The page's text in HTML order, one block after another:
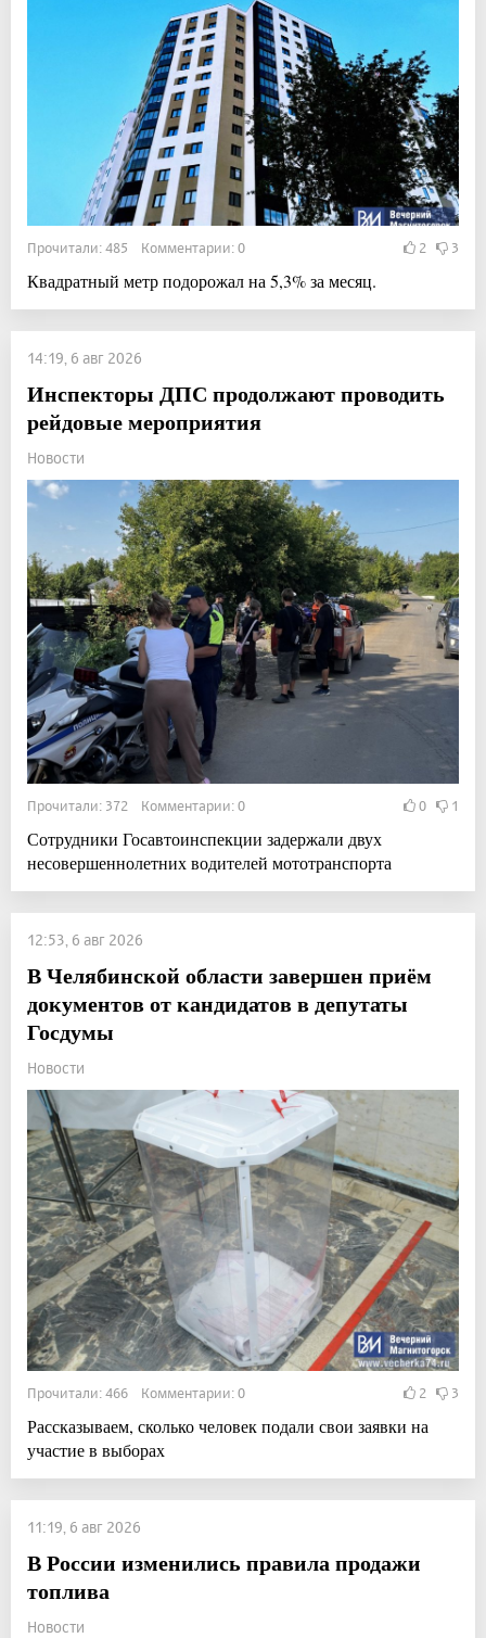
Прочитали: 485 Комментарии: 0 2 3
Квадратный метр подорожал на 5,3% за месяц.
14:19, 6 авг 2026
Инспекторы ДПС продолжают проводить
рейдовые мероприятия
Новости
Прочитали: 372 Комментарии: 0 0 1
Сотрудники Госавтоинспекции задержали двух
несовершеннолетних водителей мототранспорта
12:53, 6 авг 2026
В Челябинской области завершен приём
документов от кандидатов в депутаты
Госдумы
Новости
Прочитали: 466 Комментарии: 0 2 3
Рассказываем, сколько человек подали свои заявки на
участие в выборах
11:19, 6 авг 2026
В России изменились правила продажи
топлива
Новости